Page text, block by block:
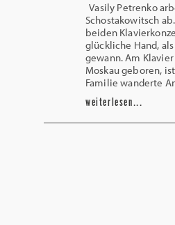
Vasily Petrenko
Schostakowitsch
beiden
glückliche Hand,
gewann. Am
Moskau geboren,
Familie wanderte
weiterlesen...